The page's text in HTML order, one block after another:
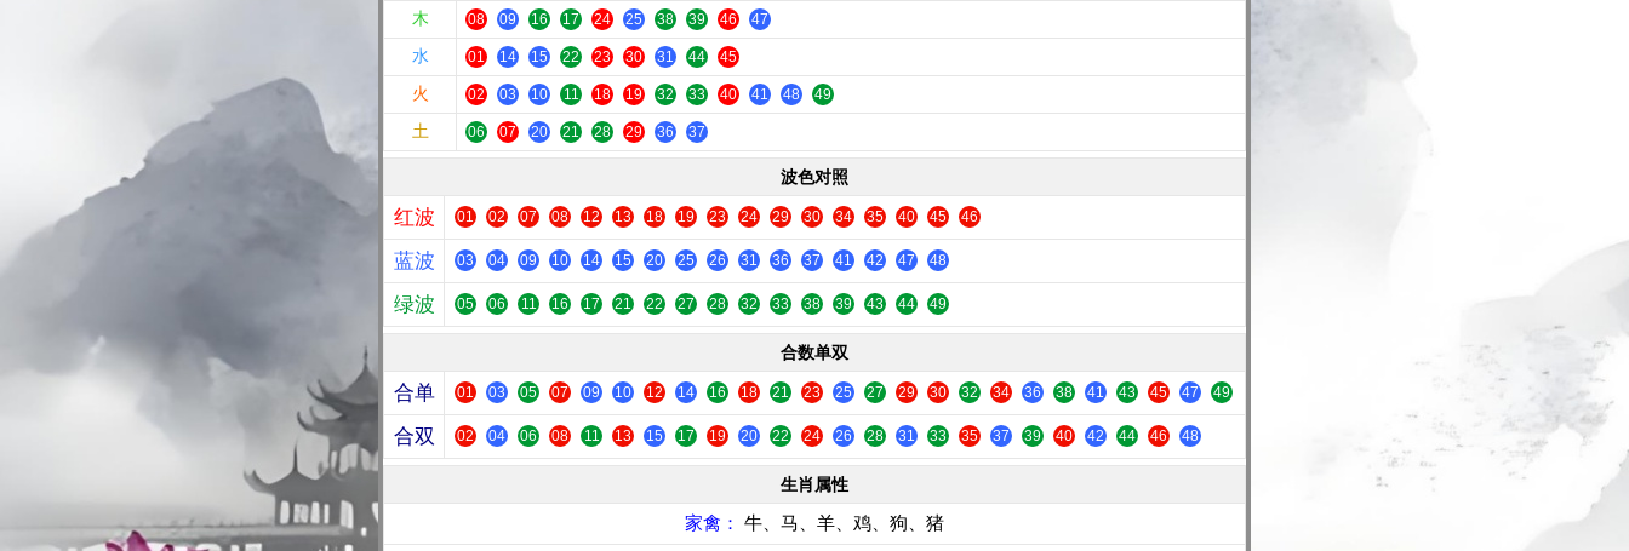
木 08 09 16 17 24 25 38 39 46 47
水 01 14 15 22 23 30 31 44 45
火 02 03 10 11 18 19 32 33 40 41 48 49
土 06 07 20 21 28 29 36 37
波色对照
红波 01 02 07 08 12 13 18 19 23 24 29 30 34 35 40 45 46
蓝波 03 04 09 10 14 15 20 25 26 31 36 37 41 42 47 48
绿波 05 06 11 16 17 21 22 27 28 32 33 38 39 43 44 49
合数单双
合单 01 03 05 07 09 10 12 14 16 18 21 23 25 27 29 30 32 34 36 38 41 43 45 47 49
合双 02 04 06 08 11 13 15 17 19 20 22 24 26 28 31 33 35 37 39 40 42 44 46 48
生肖属性
家禽： 牛、马、羊、鸡、狗、猪